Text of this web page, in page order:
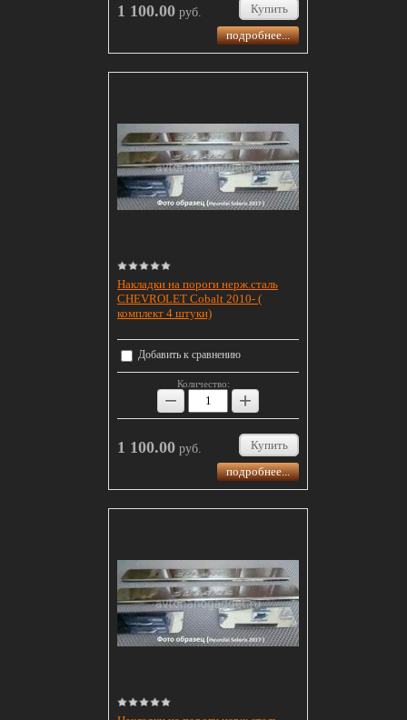
1 100.00 руб.
Купить
подробнее...
Накладки на пороги нерж.сталь
CHEVROLET Cobalt 2010- (
комплект 4 штуки)
Добавить к сравнению
Количество:
− +
1 100.00 руб.
Купить
подробнее...